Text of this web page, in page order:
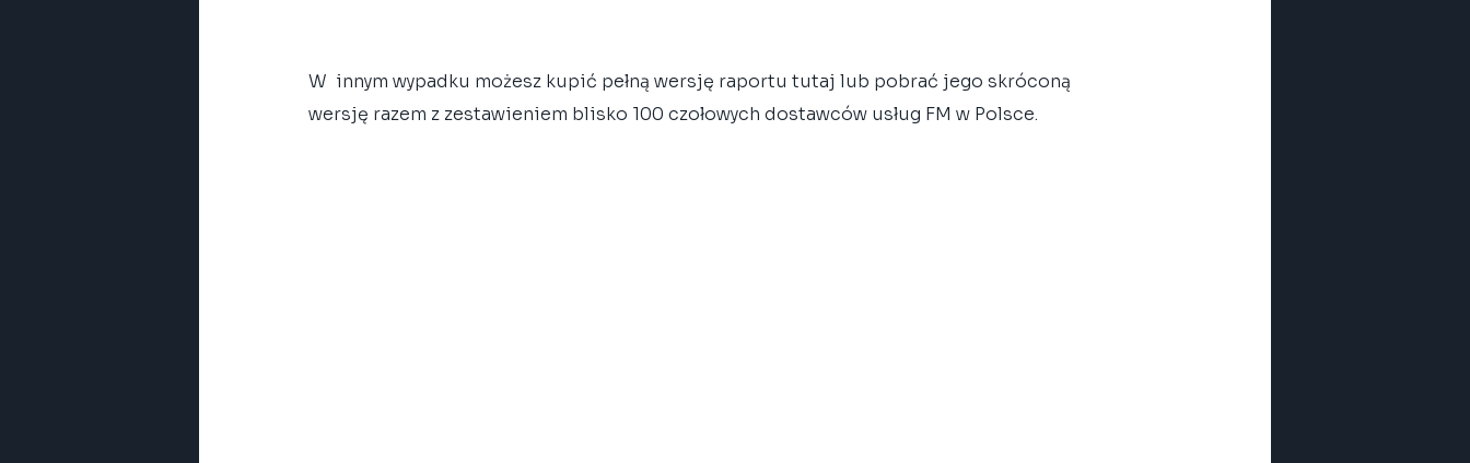
W  innym wypadku możesz kupić pełną wersję raportu tutaj lub pobrać jego skróconą
wersję razem z zestawieniem blisko 100 czołowych dostawców usług FM w Polsce.